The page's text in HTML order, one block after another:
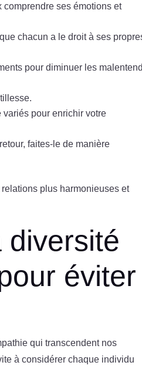
comprendre ses émotions et
chacun a le droit à ses
pour diminuer les
variés pour enrichir votre
faites-le de manière
plus harmonieuses et
diversité
éviter
qui transcendent nos
à considérer chaque individu